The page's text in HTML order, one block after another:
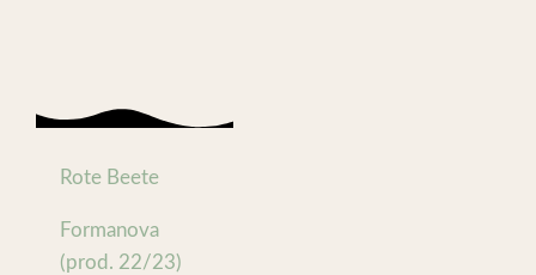
Rote Beete
Formanova
(prod. 22/23)